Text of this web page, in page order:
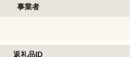
事業者
返礼品ID